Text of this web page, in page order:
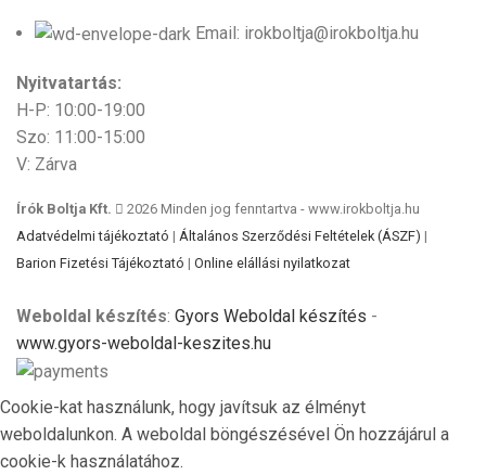
Email: irokboltja@irokboltja.hu
Nyitvatartás:
H-P: 10:00-19:00
Szo: 11:00-15:00
V: Zárva
Írók Boltja Kft.
2026 Minden jog fenntartva - www.irokboltja.hu
Adatvédelmi tájékoztató | Általános Szerződési Feltételek (ÁSZF) |
Barion Fizetési Tájékoztató | Online elállási nyilatkozat
Weboldal készítés: Gyors Weboldal készítés -
www.gyors-weboldal-keszites.hu
Cookie-kat használunk, hogy javítsuk az élményt
weboldalunkon. A weboldal böngészésével Ön hozzájárul a
cookie-k használatához.